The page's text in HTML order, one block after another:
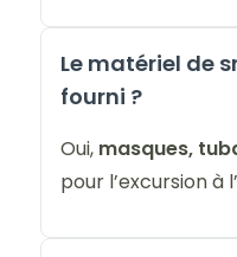
Le matériel de
fourni ?
Oui, masques,
pour l’excursion à